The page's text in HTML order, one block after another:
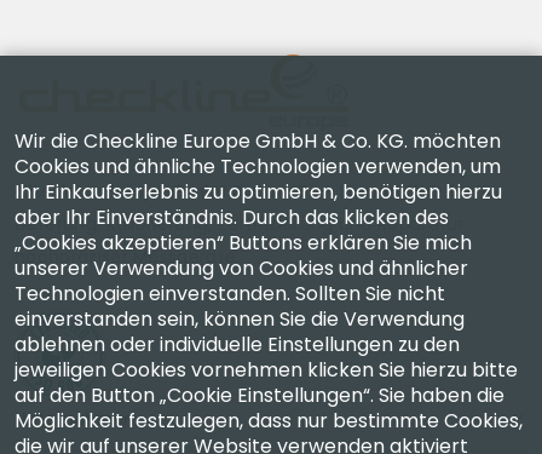
Checkline Europe GmbH & Co. KG. — Spezialisten für
Lieferung, Kalibrierung, Zertifizierung und Reparatur
hochpräziser Messgeräte.
Unternehmen
Wir die Checkline Europe GmbH & Co. KG. möchten
Cookies und ähnliche Technologien verwenden, um
Ihr Einkaufserlebnis zu optimieren, benötigen hierzu
aber Ihr Einverständnis. Durch das klicken des
„Cookies akzeptieren“ Buttons erklären Sie mich
unserer Verwendung von Cookies und ähnlicher
Technologien einverstanden. Sollten Sie nicht
einverstanden sein, können Sie die Verwendung
ablehnen oder individuelle Einstellungen zu den
jeweiligen Cookies vornehmen klicken Sie hierzu bitte
auf den Button „Cookie Einstellungen“. Sie haben die
Möglichkeit festzulegen, dass nur bestimmte Cookies,
die wir auf unserer Website verwenden aktiviert